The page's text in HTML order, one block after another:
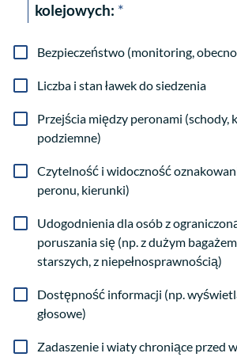
kolejowych: *
Bezpieczeństwo (monitoring,
Liczba i stan ławek do siedzenia
Przejścia między peronami (schody,
podziemne)
Czytelność i widoczność
peronu, kierunki)
Udogodnienia dla osób z
poruszania się (np. z dużym
starszych, z niepełnosprawnością)
Dostępność informacji (np.
głosowe)
Zadaszenie i wiaty chroniące przed